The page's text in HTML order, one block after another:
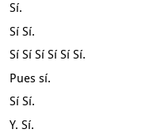
Sí.
Sí Sí.
Sí Sí Sí Sí Sí Sí.
Pues sí.
Sí Sí.
Y. Sí.